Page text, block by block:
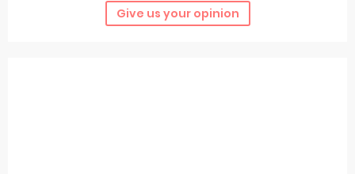
Give us your opinion